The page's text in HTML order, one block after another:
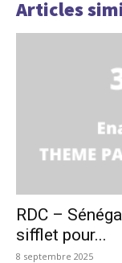
Articles
RDC –
sifflet pour...
8 septembre 2025